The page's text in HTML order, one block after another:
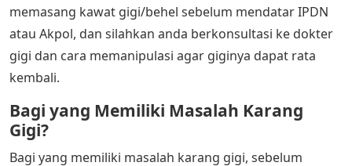
memasang kawat gigi/behel sebelum mendatar IPDN
atau Akpol, dan silahkan anda berkonsultasi ke dokter
gigi dan cara memanipulasi agar giginya dapat rata
kembali.
Bagi yang Memiliki Masalah Karang
Gigi?
Bagi yang memiliki masalah karang gigi, sebelum